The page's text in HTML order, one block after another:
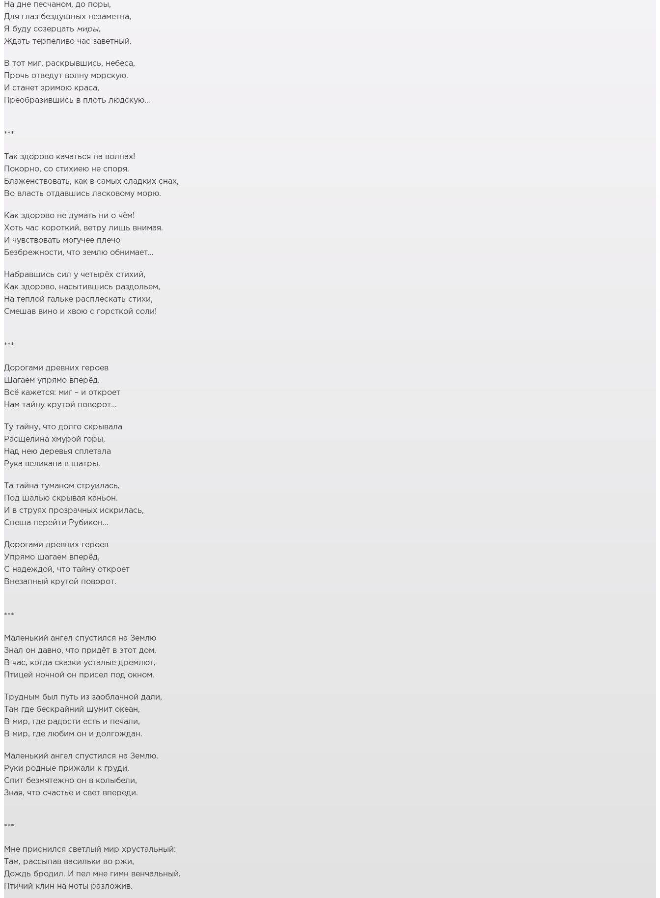
На дне песчаном, до поры,
Для глаз бездушных незаметна,
Я буду созерцать миры,
Ждать терпеливо час заветный.
В тот миг, раскрывшись, небеса,
Прочь отведут волну морскую.
И станет зримою краса,
Преобразившись в плоть людскую…
***
Так здорово качаться на волнах!
Покорно, со стихиею не споря.
Блаженствовать, как в самых сладких снах,
Во власть отдавшись ласковому морю.
Как здорово не думать ни о чём!
Хоть час короткий, ветру лишь внимая.
И чувствовать могучее плечо
Безбрежности, что землю обнимает…
Набравшись сил у четырёх стихий,
Как здорово, насытившись раздольем,
На теплой гальке расплескать стихи,
Смешав вино и хвою с горсткой соли!
***
Дорогами древних героев
Шагаем упрямо вперёд.
Всё кажется: миг – и откроет
Нам тайну крутой поворот…
Ту тайну, что долго скрывала
Расщелина хмурой горы,
Над нею деревья сплетала
Рука великана в шатры.
Та тайна туманом струилась,
Под шалью скрывая каньон.
И в струях прозрачных искрилась,
Спеша перейти Рубикон…
Дорогами древних героев
Упрямо шагаем вперёд,
С надеждой, что тайну откроет
Внезапный крутой поворот.
***
Маленький ангел спустился на Землю
Знал он давно, что придёт в этот дом.
В час, когда сказки усталые дремлют,
Птицей ночной он присел под окном.
Трудным был путь из заоблачной дали,
Там где бескрайний шумит океан,
В мир, где радости есть и печали,
В мир, где любим он и долгождан.
Маленький ангел спустился на Землю.
Руки родные прижали к груди,
Спит безмятежно он в колыбели,
Зная, что счастье и свет впереди.
***
Мне приснился светлый мир хрустальный:
Там, рассыпав васильки во ржи,
Дождь бродил. И пел мне гимн венчальный,
Птичий клин на ноты разложив.